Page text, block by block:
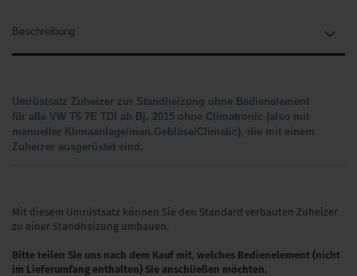
Beschreibung
Umrüstsatz Zuheizer zur Standheizung ohne Bedienelement
für alle VW T6 7E TDI ab Bj. 2015 ohne Climatronic (also mit
manueller Klimaanlage/man.Gebläse/Climatic), die mit einem
Zuheizer ausgerüstet sind.
Mit diesem Umrüstsatz können Sie den Standard verbauten Zuheizer
zu einer Standheizung umbauen.
Bitte teilen Sie uns nach dem Kauf mit, welches Bedienelement (nicht
im Lieferumfang enthalten) Sie anschließen möchten.